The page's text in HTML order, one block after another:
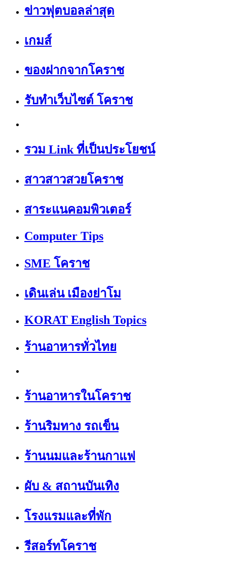
ข่าวฟุตบอลล่าสุด
เกมส์
ของฝากจากโคราช
รับทำเว็บไซต์ โคราช
รวม Link ที่เป็นประโยชน์
สาวสาวสวยโคราช
สาระแนคอมพิวเตอร์
Computer Tips
SME โคราช
เดินเล่น เมืองย่าโม
KORAT English Topics
ร้านอาหารทั่วไทย
ร้านอาหารในโคราช
ร้านริมทาง รถเข็น
ร้านนมและร้านกาแฟ
ผับ & สถานบันเทิง
โรงแรมและที่พัก
รีสอร์ทโคราช